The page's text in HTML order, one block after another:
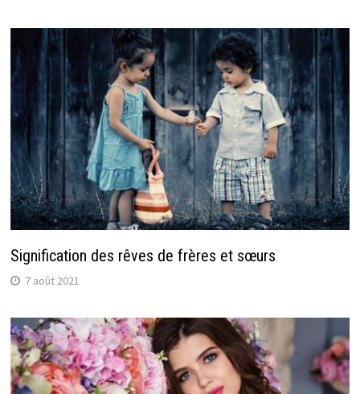
Signification des rêves de frères et sœurs
7 août 2021